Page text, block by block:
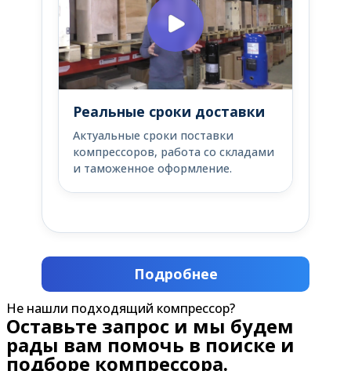
Реальные сроки доставки
Актуальные сроки поставки
компрессоров, работа со складами
и таможенное оформление.
Подробнее
Не нашли подходящий компрессор?
Оставьте запрос и мы будем
рады вам помочь в поиске и
подборе компрессора.